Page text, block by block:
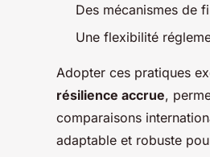
Des mécanismes de
Une flexibilité
Adopter ces pratiques
résilience accrue,
comparaisons
adaptable et robuste